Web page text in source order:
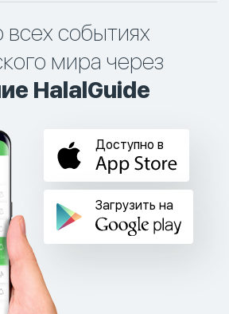
всех событиях
мира через
HalalGuide
Доступно в
Загрузить на